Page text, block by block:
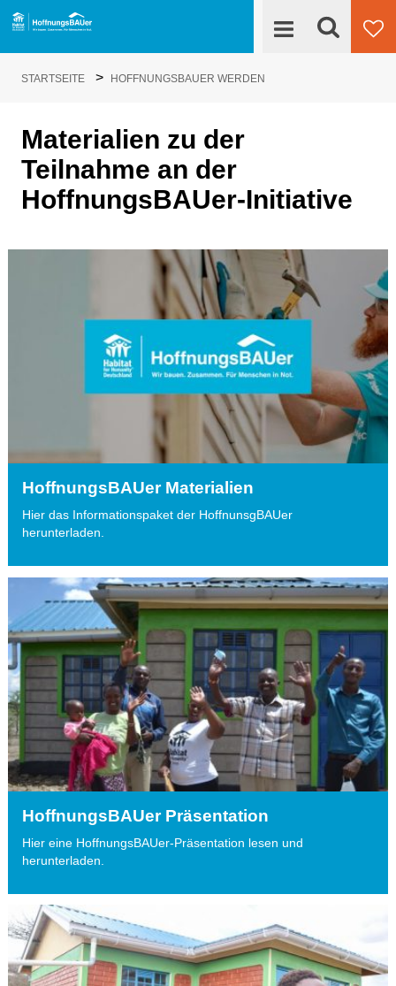
Engagieren
Projekte
News
STARTSEITE > HOFFNUNGSBAUER WERDEN
HoffnungsBAUer werden
Materialien zu der
Teilnahme an der
HoffnungsBAUer-Initiative
HoffnungsBAUer Materialien
Hier das Informationspaket der HoffnunsgBAUer
herunterladen.
HoffnungsBAUer Präsentation
Hier eine HoffnungsBAUer-Präsentation lesen und
herunterladen.